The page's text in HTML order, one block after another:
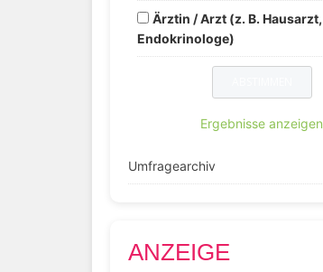
Ärztin / Arzt (z. B. Hausarzt,
Endokrinologe)
Ergebnisse anzeigen
Umfragearchiv
ANZEIGE